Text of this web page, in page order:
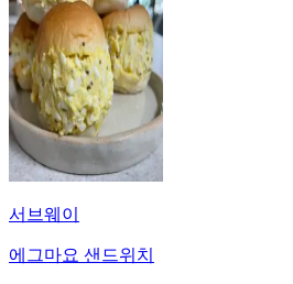
서브웨이
에그마요 샌드위치